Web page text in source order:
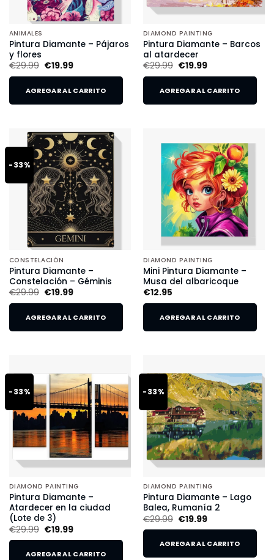
ANIMALES
Pintura Diamante – Pájaros
y flores
€29.99 €19.99
AGREGAR AL CARRITO
DIAMOND PAINTING
Pintura Diamante – Barcos
al atardecer
€29.99 €19.99
AGREGAR AL CARRITO
-33%
CONSTELACIÓN
Pintura Diamante –
Constelación – Géminis
€29.99 €19.99
AGREGAR AL CARRITO
DIAMOND PAINTING
Mini Pintura Diamante –
Musa del albaricoque
€12.95
AGREGAR AL CARRITO
-33%
DIAMOND PAINTING
Pintura Diamante –
Atardecer en la ciudad
(Lote de 3)
€29.99 €19.99
AGREGAR AL CARRITO
-33%
DIAMOND PAINTING
Pintura Diamante – Lago
Balea, Rumanía 2
€29.99 €19.99
AGREGAR AL CARRITO